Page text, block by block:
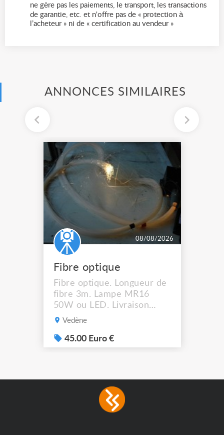
ne gère pas les paiements, le transport, les transactions
de garantie, etc. et n'offre pas de « protection à
l’acheteur » ni de « certification au vendeur »
ANNONCES SIMILAIRES
08/08/2026
Fibre optique
Fibre optique. Longueur de
fibre 3m. Lampe MR16
50W ou LED. Livraison
possible.
Vedène
45.00 Euro €